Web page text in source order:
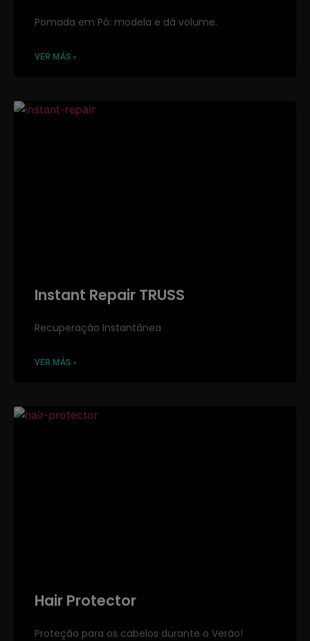
Pomada em Pó: modela e dá volume.
VER MÁS »
Instant Repair TRUSS
Recuperação Instantânea
VER MÁS »
Hair Protector
Proteção para os cabelos durante o Verão!